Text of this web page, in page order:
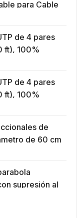
para Cable
Plata/
de 4 pares
ft), 100%
Azul, 24
y Video
de 4 pares
ft), 100%
a rayos UV,
de Voz,
de
de 60 cm
30 dBi /
/ Montaje y
supresión al
Ganancia